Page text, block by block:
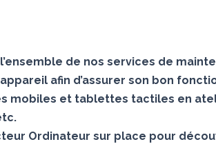
de nos services de
afin d’assurer son bon
mobiles et tablettes tactiles en
Ordinateur sur place pour